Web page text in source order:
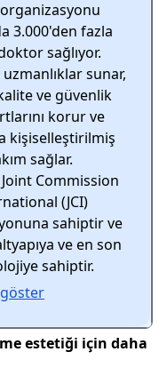
3.000'den fazla
sağlıyor.
sunar,
ve güvenlik
korur ve
kişiselleştirilmiş
sağlar.
Commission
(JCI)
sahiptir ve
ve en son
sahiptir.
estetiği için daha